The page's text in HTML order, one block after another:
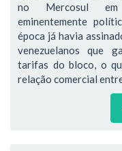
no Mercosul
eminentemente
época já havia
venezuelanos que
tarifas do bloco, o
relação comercial